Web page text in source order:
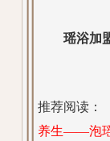
瑶浴加
推荐阅读：
养生——泡